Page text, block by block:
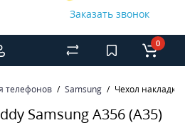
Заказать звонок
0
телефонов Samsung Чехол накладка
Samsung A356 (A35)